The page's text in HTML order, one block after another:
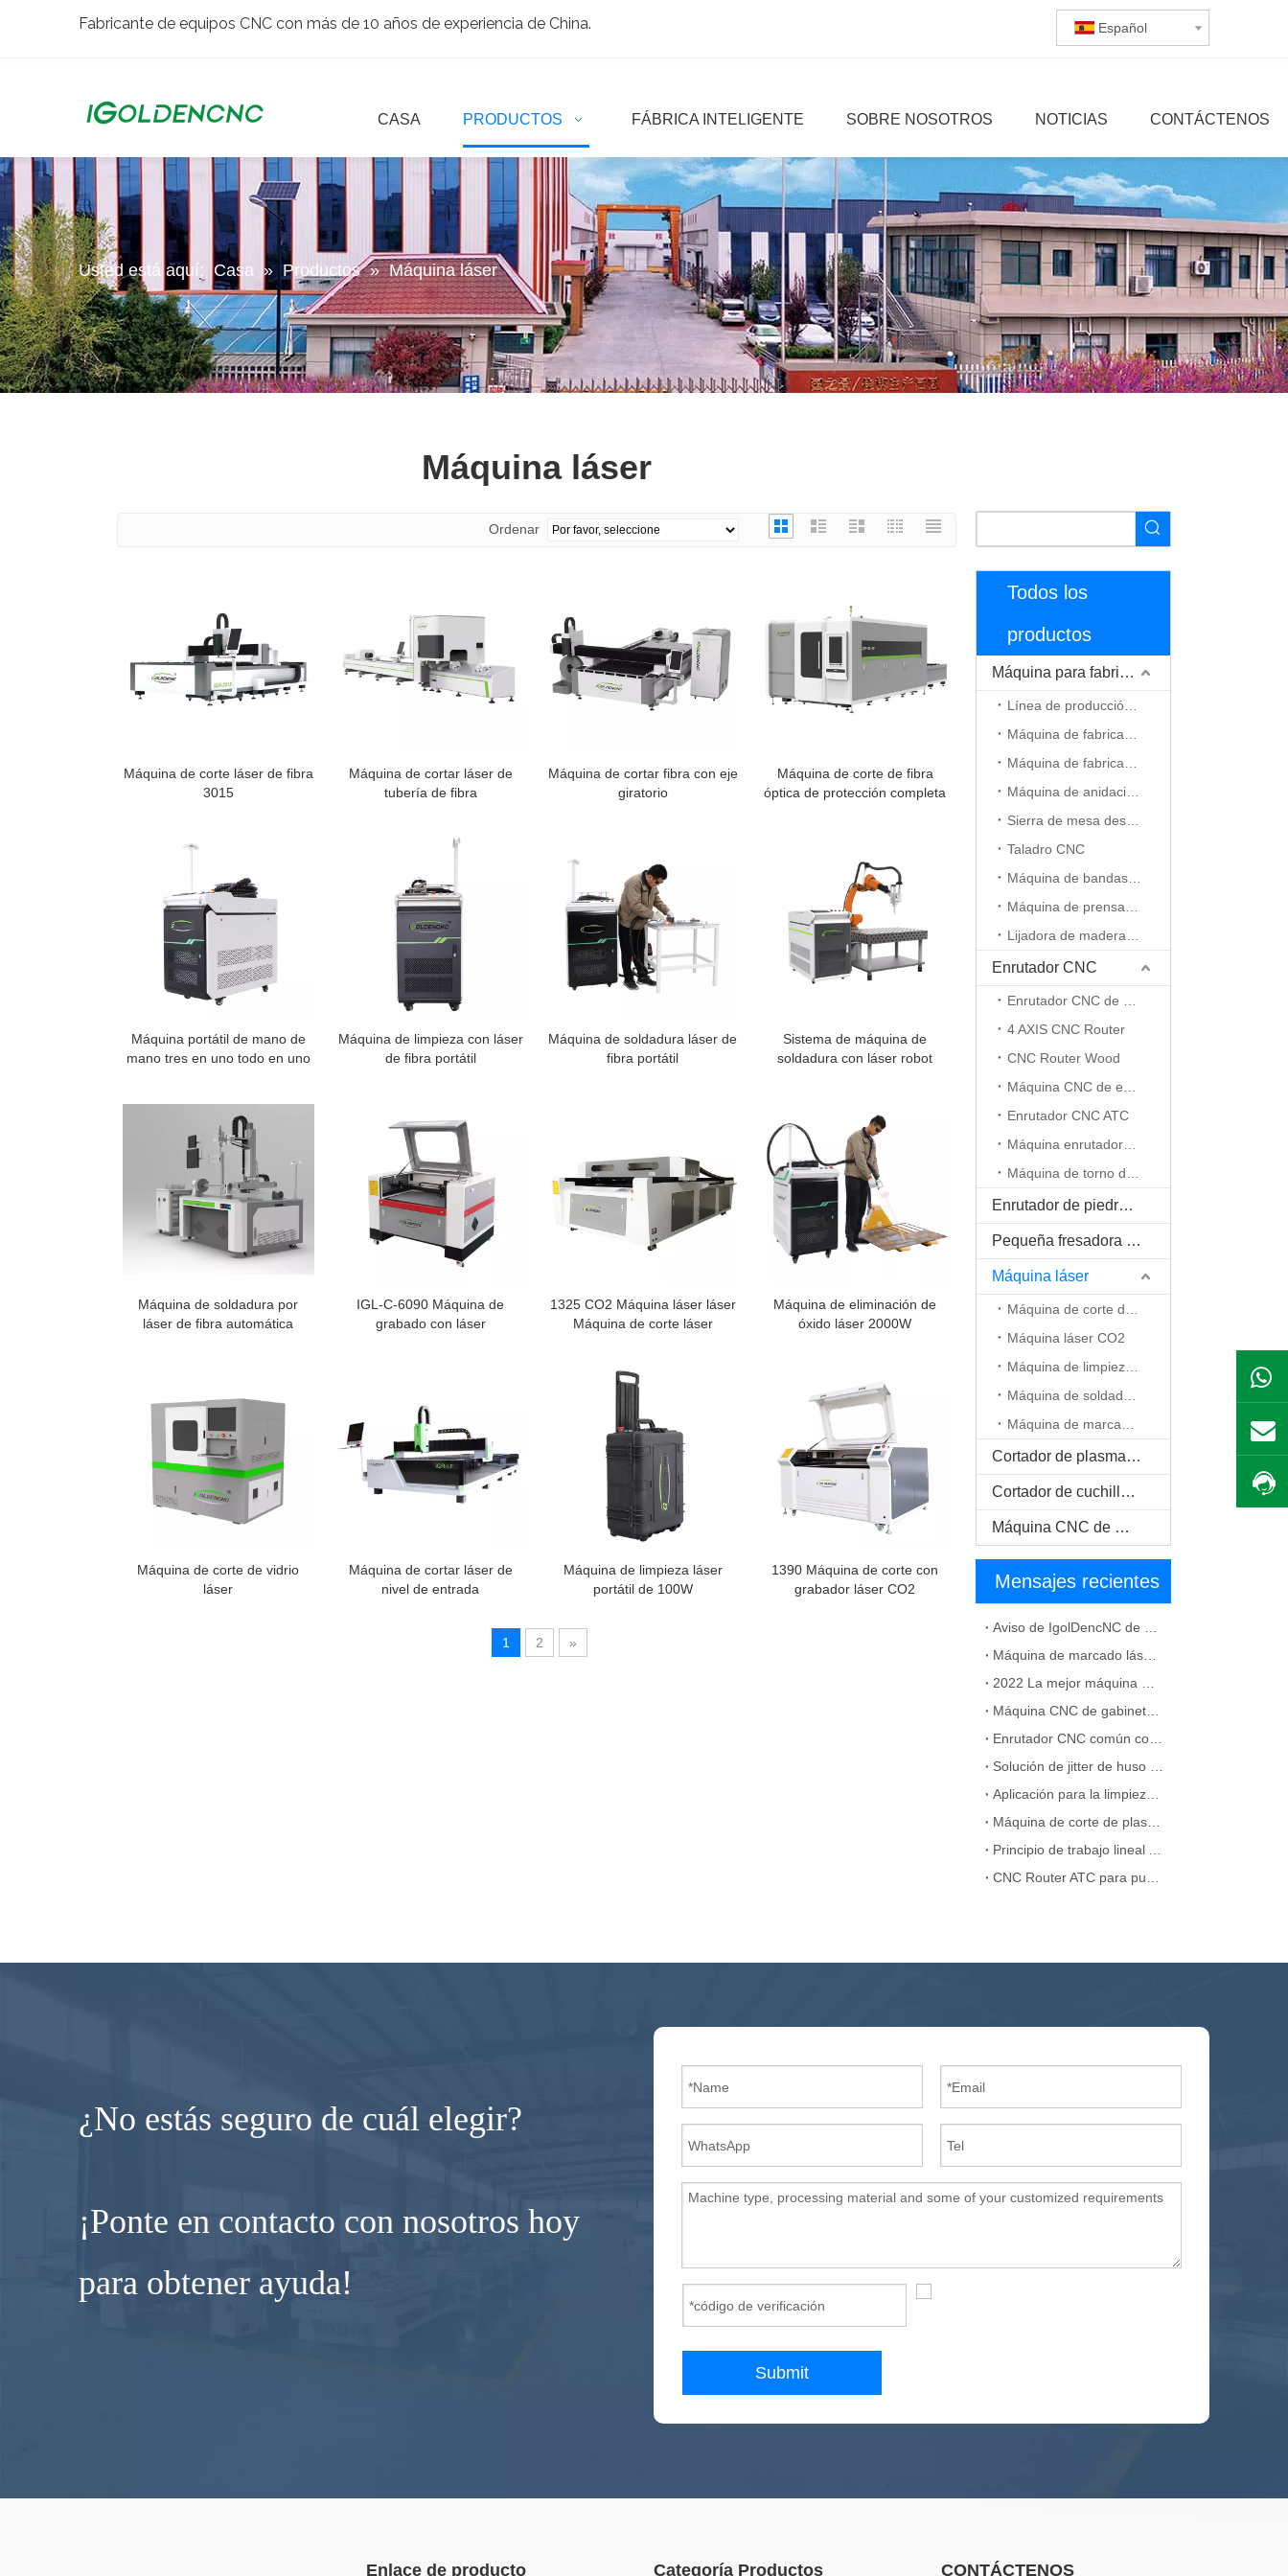
Fabricante de equipos CNC con más de 10 años de experiencia de China. Español
CASA PRODUCTOS FÁBRICA INTELIGENTE SOBRE NOSOTROS NOTICIAS CONTÁCTENOS
Usted está aquí: Casa » Productos » Máquina láser
Máquina láser
Ordenar
Máquina de corte láser de fibra
3015
Máquina de cortar láser de
tubería de fibra
Máquina de cortar fibra con eje
giratorio
Máquina de corte de fibra
óptica de protección completa
Máquina portátil de mano de
mano tres en uno todo en uno
Máquina de limpieza con láser
de fibra portátil
Máquina de soldadura láser de
fibra portátil
Sistema de máquina de
soldadura con láser robot
Máquina de soldadura por
láser de fibra automática
IGL-C-6090 Máquina de
grabado con láser
1325 CO2 Máquina láser láser
Máquina de corte láser
Máquina de eliminación de
óxido láser 2000W
Máquina de corte de vidrio
láser
Máquina de cortar láser de
nivel de entrada
Máquina de limpieza láser
portátil de 100W
1390 Máquina de corte con
grabador láser CO2
1 2 »
Todos los
productos
Máquina para fabricar muebles
Taladro CNC
Enrutador CNC
4 AXIS CNC Router
CNC Router Wood
Enrutador CNC ATC
Enrutador de piedra CNC
Pequeña fresadora CNC
Máquina láser
Máquina láser CO2
Cortador de plasma CNC
Cortador de cuchilla oscilante CNC
Máquina CNC de madera maciza
Mensajes recientes
¿No estás seguro de cuál elegir?
¡Ponte en contacto con nosotros hoy
para obtener ayuda!
Submit
Enlace de producto Categoría Productos CONTÁCTENOS